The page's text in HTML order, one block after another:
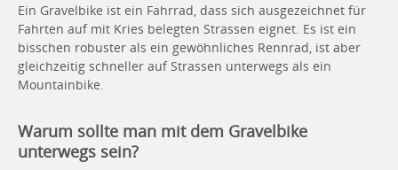
Ein Gravelbike ist ein Fahrrad, dass sich ausgezeichnet für
Fahrten auf mit Kries belegten Strassen eignet. Es ist ein
bisschen robuster als ein gewöhnliches Rennrad, ist aber
gleichzeitig schneller auf Strassen unterwegs als ein
Mountainbike.
Warum sollte man mit dem Gravelbike
unterwegs sein?